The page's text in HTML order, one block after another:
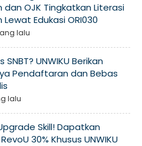
dan OJK Tingkatkan Literasi
Edukasi ORI030
lalu
SNBT? UNWIKU Berikan
Pendaftaran dan Bebas
lalu
Skill! Dapatkan
30% Khusus UNWIKU